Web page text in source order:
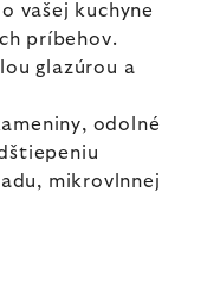
vašej kuchyne
príbehov.
glazúrou a
odolné
mikrovlnnej